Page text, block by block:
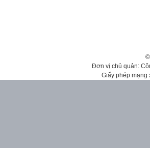
Đơn vị chủ quản:
Giấy phép mạng